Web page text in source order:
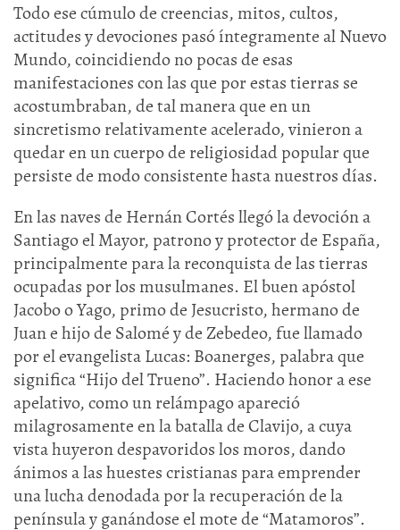
Todo ese cúmulo de creencias, mitos, cultos,
actitudes y devociones pasó íntegramente al Nuevo
Mundo, coincidiendo no pocas de esas
manifestaciones con las que por estas tierras se
acostumbraban, de tal manera que en un
sincretismo relativamente acelerado, vinieron a
quedar en un cuerpo de religiosidad popular que
persiste de modo consistente hasta nuestros días.
En las naves de Hernán Cortés llegó la devoción a
Santiago el Mayor, patrono y protector de España,
principalmente para la reconquista de las tierras
ocupadas por los musulmanes. El buen apóstol
Jacobo o Yago, primo de Jesucristo, hermano de
Juan e hijo de Salomé y de Zebedeo, fue llamado
por el evangelista Lucas: Boanerges, palabra que
significa “Hijo del Trueno”. Haciendo honor a ese
apelativo, como un relámpago apareció
milagrosamente en la batalla de Clavijo, a cuya
vista huyeron despavoridos los moros, dando
ánimos a las huestes cristianas para emprender
una lucha denodada por la recuperación de la
península y ganándose el mote de “Matamoros”.